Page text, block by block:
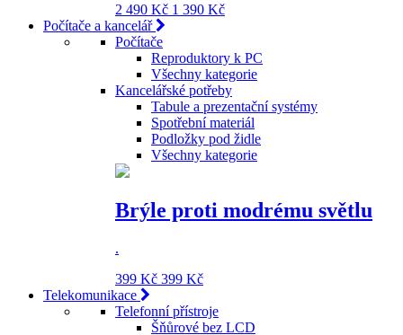
2 490 Kč 1 390 Kč
Počítače a kancelář
Počítače
Reproduktory k PC
Všechny kategorie
Kancelářské potřeby
Tabule a prezentační systémy
Spotřební materiál
Podložky pod židle
Všechny kategorie
Brýle proti modrému světlu
.
399 Kč 399 Kč
Telekomunikace
Telefonní přístroje
Šňůrové bez LCD